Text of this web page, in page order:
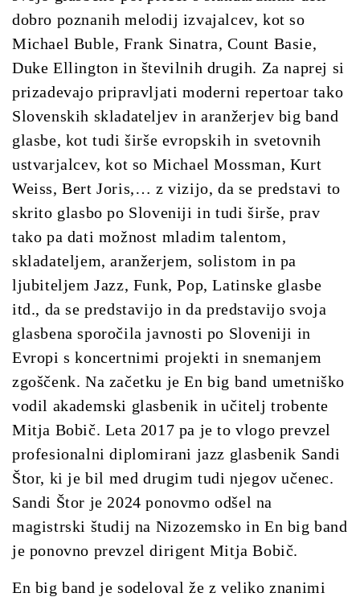
dobro poznanih melodij izvajalcev, kot so
Michael Buble, Frank Sinatra, Count Basie,
Duke Ellington in številnih drugih. Za naprej si
prizadevajo pripravljati moderni repertoar tako
Slovenskih skladateljev in aranžerjev big band
glasbe, kot tudi širše evropskih in svetovnih
ustvarjalcev, kot so Michael Mossman, Kurt
Weiss, Bert Joris,… z vizijo, da se predstavi to
skrito glasbo po Sloveniji in tudi širše, prav
tako pa dati možnost mladim talentom,
skladateljem, aranžerjem, solistom in pa
ljubiteljem Jazz, Funk, Pop, Latinske glasbe
itd., da se predstavijo in da predstavijo svoja
glasbena sporočila javnosti po Sloveniji in
Evropi s koncertnimi projekti in snemanjem
zgoščenk. Na začetku je En big band umetniško
vodil akademski glasbenik in učitelj trobente
Mitja Bobič. Leta 2017 pa je to vlogo prevzel
profesionalni diplomirani jazz glasbenik Sandi
Štor, ki je bil med drugim tudi njegov učenec.
Sandi Štor je 2024 ponovmo odšel na
magistrski študij na Nizozemsko in En big band
je ponovno prevzel dirigent Mitja Bobič.
En big band je sodeloval že z veliko znanimi